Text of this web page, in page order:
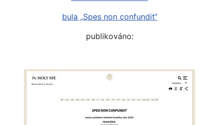
bula „Spes non confundit“
publikováno: